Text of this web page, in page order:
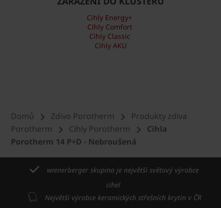
Cihly Energy+
Cihly Comfort
Cihly Classic
Cihly AKU
Domů Zdivo Porotherm
Produkty zdiva
Porotherm
Cihly Porotherm
Cihla
Porotherm 14 P+D - Nebroušená
wienerberger skupina je největší světový výrobce
cihel
Největší výrobce keramických střešních krytin v ČR